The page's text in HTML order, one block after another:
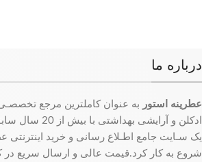
درباره ما
عطرینه استور به عنوان کاملترین مرجع
ادکلن و آرایشی
یک سـایت جامع اطـلاع رسانی و خرید اینترنتی
شروع به کار کرد.قیمت عالی و ارسال سریع در